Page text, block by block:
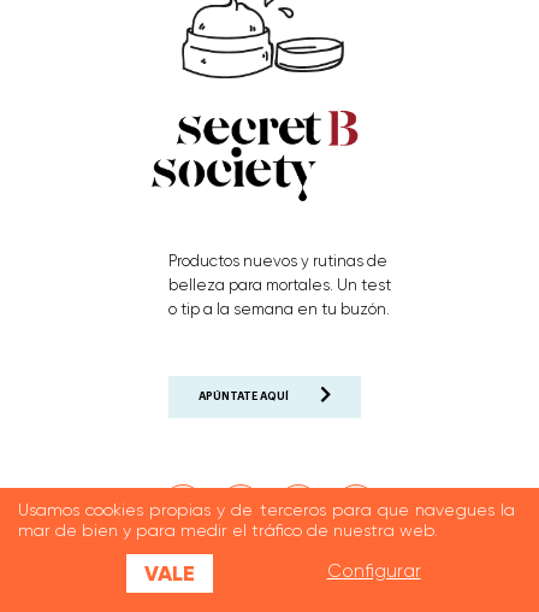
Productos nuevos y rutinas de
belleza para mortales. Un test
o tip a la semana en tu buzón.
APÚNTATE AQUÍ
Usamos cookies propias y de terceros para que navegues la
mar de bien y para medir el tráfico de nuestra web.
VALE Configurar